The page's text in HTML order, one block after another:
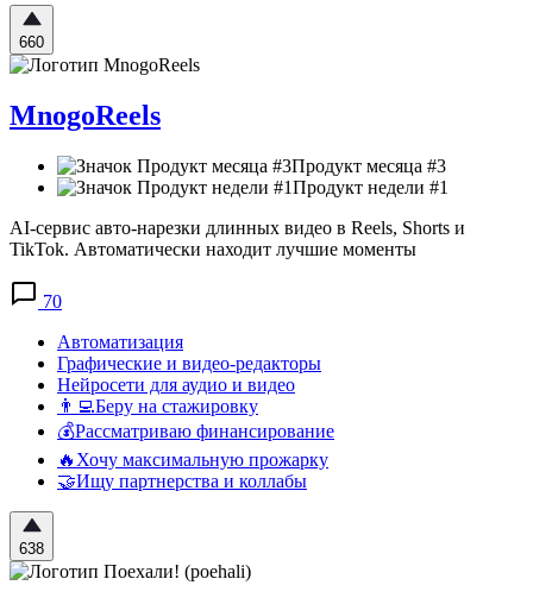
660
MnogoReels
Продукт месяца #3
Продукт недели #1
AI-сервис авто-нарезки длинных видео в Reels, Shorts и
TikTok. Автоматически находит лучшие моменты
70
Автоматизация
Графические и видео-редакторы
Нейросети для аудио и видео
👨‍💻Беру на стажировку
💰Рассматриваю финансирование
🔥Хочу максимальную прожарку
🤝Ищу партнерства и коллабы
638